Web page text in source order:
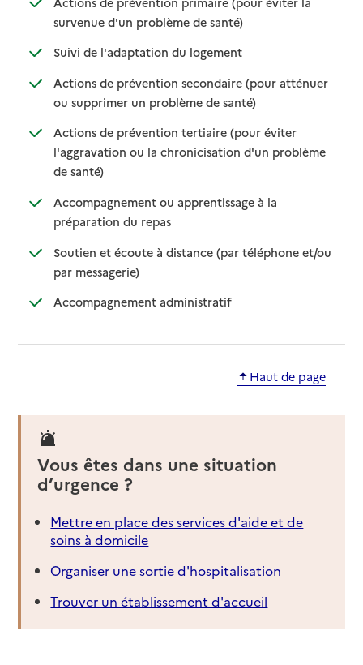
survenue d'un problème de santé): disponible
: non disponible
Suivi de l'adaptation du logement: disponible
: non disponible
Actions de prévention secondaire (pour atténuer
ou supprimer un problème de santé): disponible
: non disponible
Actions de prévention tertiaire (pour éviter
l'aggravation ou la chronicisation d'un problème
de santé): disponible
: non disponible
Accompagnement ou apprentissage à la
préparation du repas: disponible
: non disponible
Soutien et écoute à distance (par téléphone et/ou
par messagerie): disponible
: non disponible
Accompagnement administratif: disponible
: non disponible
Haut de page
Vous êtes dans une situation
d’urgence ?
Mettre en place des services d'aide et de
soins à domicile
Organiser une sortie d'hospitalisation
Trouver un établissement d'accueil